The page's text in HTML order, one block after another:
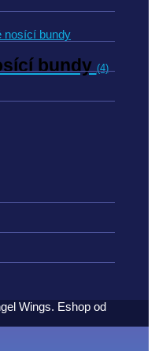
bundy (4)
Wings. Eshop od